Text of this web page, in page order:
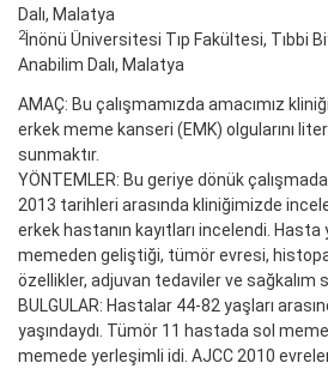
Dalı, Malatya
2İnönü Üniversitesi Tıp Fakültesi, Tıbbi
Anabilim Dalı, Malatya
AMAÇ: Bu çalışmamızda amacımız
erkek meme kanseri (EMK) olgularını
sunmaktır.
YÖNTEMLER: Bu geriye dönük
2013 tarihleri arasında kliniğimizde
erkek hastanın kayıtları incelendi. Hasta
memeden geliştiği, tümör evresi,
özellikler, adjuvan tedaviler ve sağkalım
BULGULAR: Hastalar 44-82 yaşları
yaşındaydı. Tümör 11 hastada sol
memede yerleşimli idi. AJCC 2010